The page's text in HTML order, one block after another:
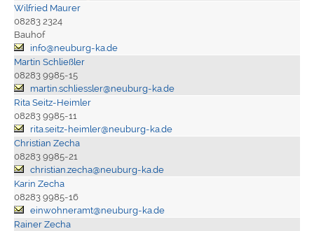
Wilfried Maurer
08283 2324
Bauhof
info@neuburg-ka.de
Martin Schließler
08283 9985-15
martin.schliessler@neuburg-ka.de
Rita Seitz-Heimler
08283 9985-11
rita.seitz-heimler@neuburg-ka.de
Christian Zecha
08283 9985-21
christian.zecha@neuburg-ka.de
Karin Zecha
08283 9985-16
einwohneramt@neuburg-ka.de
Rainer Zecha